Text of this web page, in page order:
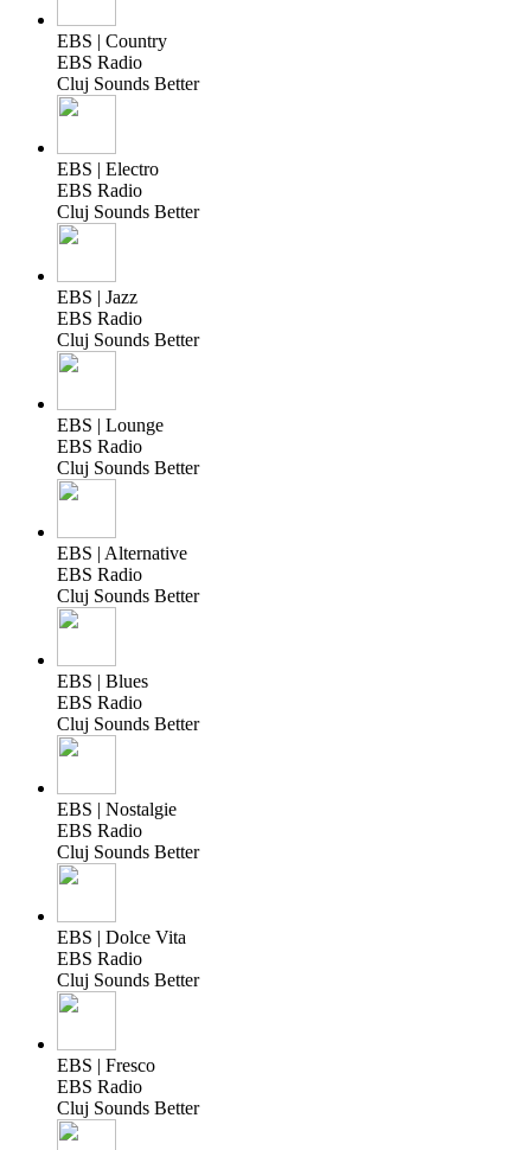
EBS | Country
EBS Radio
Cluj Sounds Better
EBS | Electro
EBS Radio
Cluj Sounds Better
EBS | Jazz
EBS Radio
Cluj Sounds Better
EBS | Lounge
EBS Radio
Cluj Sounds Better
EBS | Alternative
EBS Radio
Cluj Sounds Better
EBS | Blues
EBS Radio
Cluj Sounds Better
EBS | Nostalgie
EBS Radio
Cluj Sounds Better
EBS | Dolce Vita
EBS Radio
Cluj Sounds Better
EBS | Fresco
EBS Radio
Cluj Sounds Better